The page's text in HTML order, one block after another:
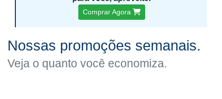
Comprar Agora
Nossas promoções semanais.
Veja o quanto você economiza.